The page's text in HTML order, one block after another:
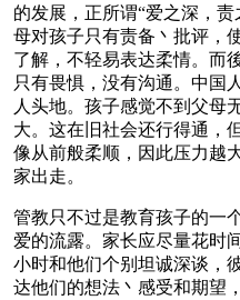
的发展，正所谓“爱之深，
母对孩子只有责备丶批评，
了解，不轻易表达柔情。而
只有畏惧，没有沟通。中国
人头地。孩子感觉不到父母
大。这在旧社会还行得通，
像从前般柔顺，因此压力越
家出走。
管教只不过是教育孩子的一
爱的流露。家长应尽量花时
小时和他们个别坦诚深谈，
达他们的想法丶感受和期望